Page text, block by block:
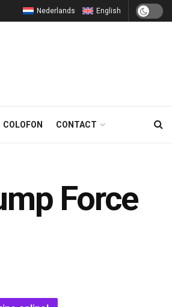
Nederlands English
COLOFON CONTACT
Force